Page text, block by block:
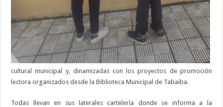
cultural municipal y, dinamizadas con los proyectos de promoción
lectora organizados desde la Biblioteca Municipal de Tabaiba.
Todas llevan en sus laterales cartelería donde se informa a la